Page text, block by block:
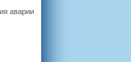
аварии